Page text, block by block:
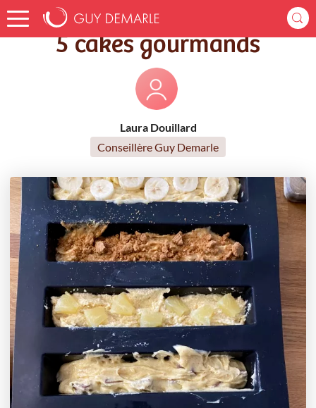
Accueil Recettes 5 cakes gourmands
5 cakes gourmands
Laura Douillard
Conseillère Guy Demarle